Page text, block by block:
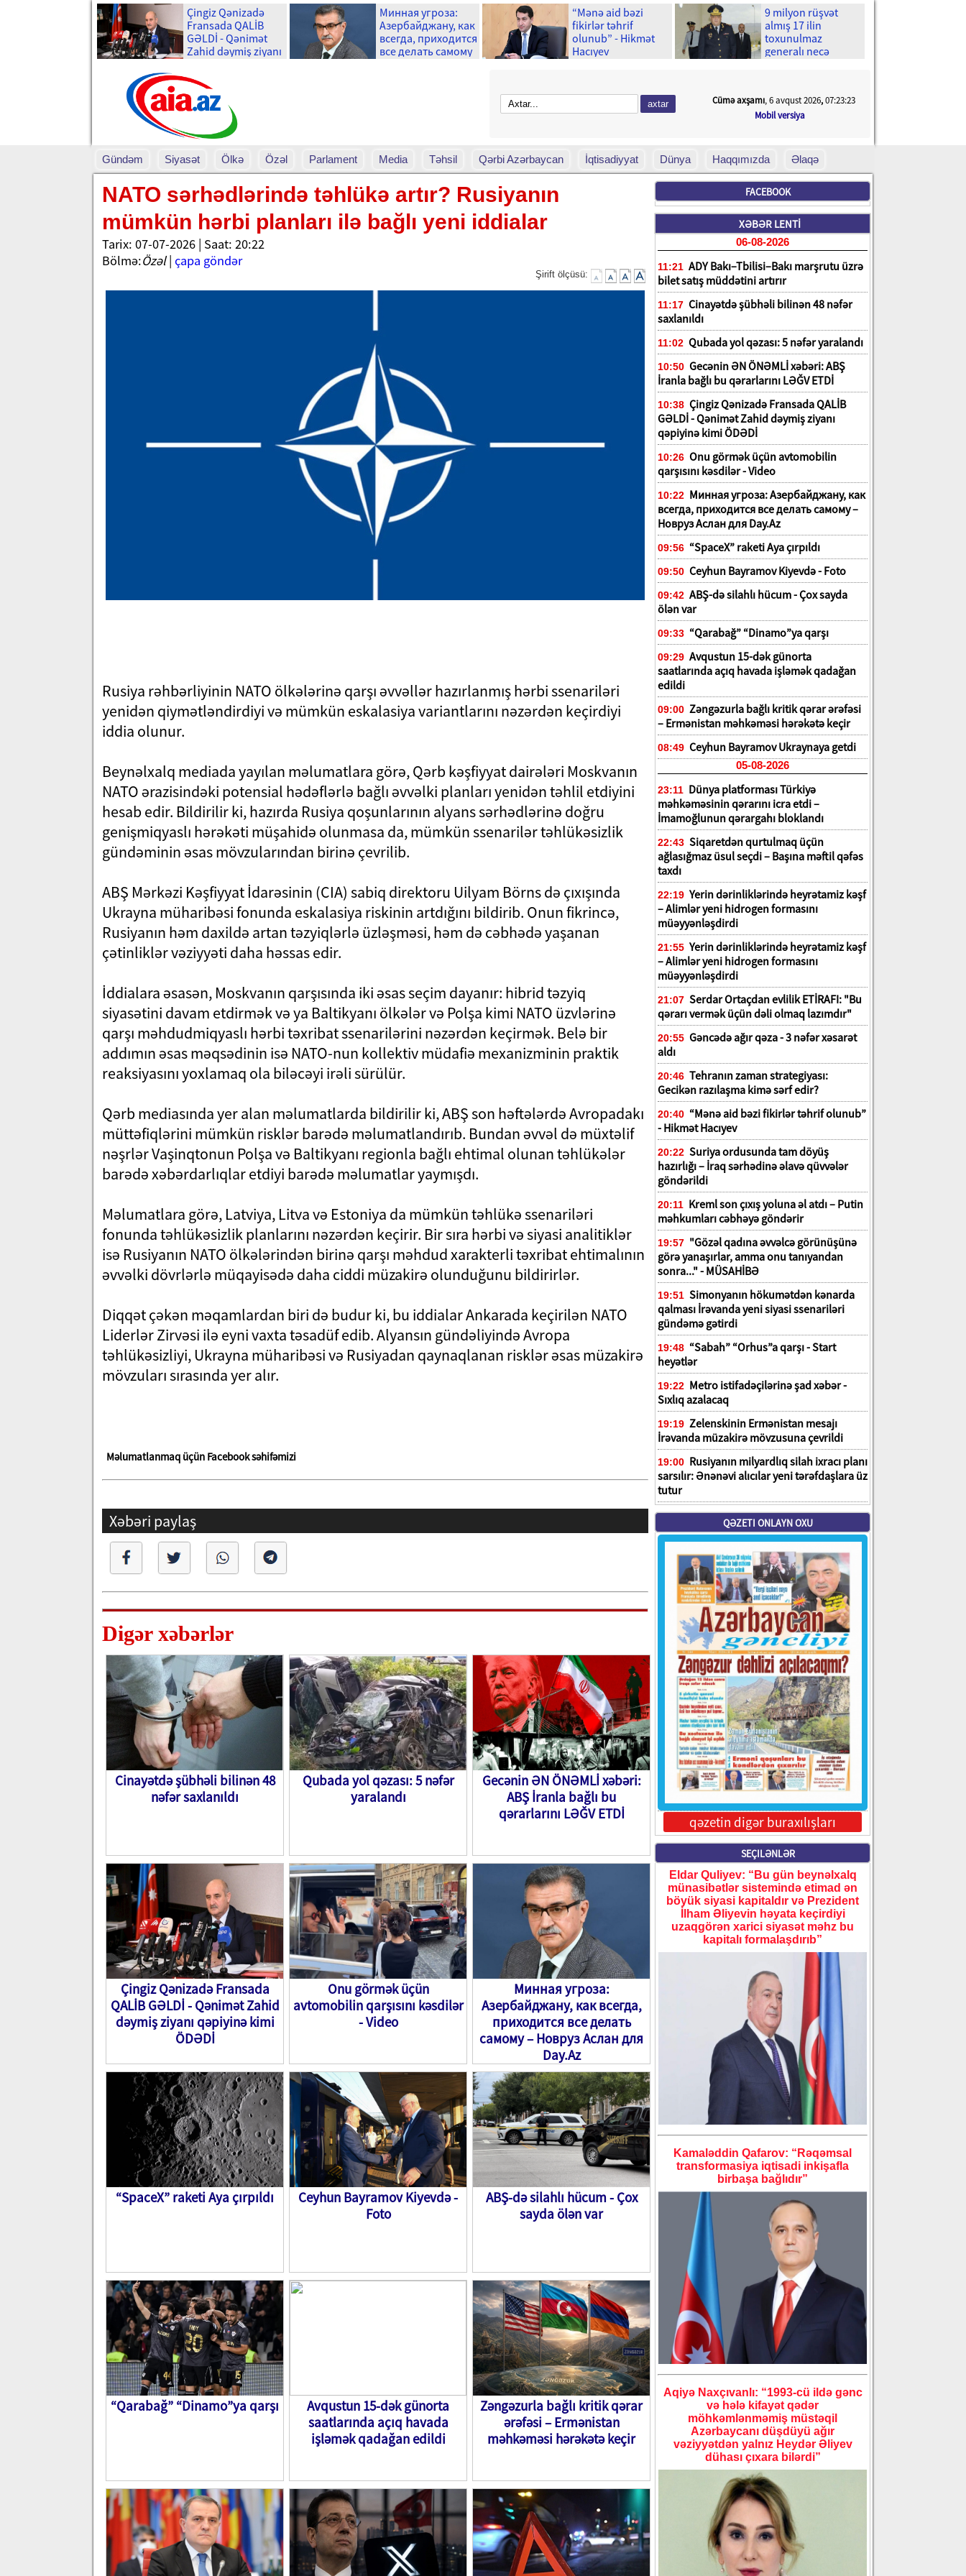
Çingiz Qənizadə
Fransada QALİB
GƏLDİ - Qənimət
Zahid dəymiş ziyanı
ÖDƏDİ
Минная угроза:
Азербайджану, как
всегда, приходится
все делать самому
“Mənə aid bəzi
fikirlər təhrif
olunub” - Hikmət
Hacıyev
9 milyon rüşvət
almış 17 ilin
toxunulmaz
generalı necə
Mobil versiya
Cümə axşamı, 6 avqust 2026,07:23:24
Gündəm Siyasət Ölkə Özəl Parlament Media Təhsil Qərbi Azərbaycan İqtisadiyyat Dünya Haqqımızda Əlaqə
NATO sərhədlərində təhlükə artır? Rusiyanın
mümkün hərbi planları ilə bağlı yeni iddialar
Tarix: 07-07-2026 | Saat: 20:22
Bölmə:Özəl| çapa göndər
Şirift ölçüsü:
Rusiya rəhbərliyinin NATO ölkələrinə qarşı əvvəllər hazırlanmış hərbi ssenariləri
yenidən qiymətləndirdiyi və mümkün eskalasiya variantlarını nəzərdən keçirdiyi
iddia olunur.
Beynəlxalq mediada yayılan məlumatlara görə, Qərb kəşfiyyat dairələri Moskvanın
NATO ərazisindəki potensial hədəflərlə bağlı əvvəlki planları yenidən təhlil etdiyini
hesab edir. Bildirilir ki, hazırda Rusiya qoşunlarının alyans sərhədlərinə doğru
genişmiqyaslı hərəkəti müşahidə olunmasa da, mümkün ssenarilər təhlükəsizlik
gündəminin əsas mövzularından birinə çevrilib.
ABŞ Mərkəzi Kəşfiyyat İdarəsinin (CIA) sabiq direktoru Uilyam Börns də çıxışında
Ukrayna müharibəsi fonunda eskalasiya riskinin artdığını bildirib. Onun fikrincə,
Rusiyanın həm daxildə artan təzyiqlərlə üzləşməsi, həm də cəbhədə yaşanan
çətinliklər vəziyyəti daha həssas edir.
İddialara əsasən, Moskvanın qarşısında iki əsas seçim dayanır: hibrid təzyiq
siyasətini davam etdirmək və ya Baltikyanı ölkələr və Polşa kimi NATO üzvlərinə
qarşı məhdudmiqyaslı hərbi təxribat ssenarilərini nəzərdən keçirmək. Belə bir
addımın əsas məqsədinin isə NATO-nun kollektiv müdafiə mexanizminin praktik
reaksiyasını yoxlamaq ola biləcəyi irəli sürülür.
Qərb mediasında yer alan məlumatlarda bildirilir ki, ABŞ son həftələrdə Avropadakı
müttəfiqlərini mümkün risklər barədə məlumatlandırıb. Bundan əvvəl də müxtəlif
nəşrlər Vaşinqtonun Polşa və Baltikyanı regionla bağlı ehtimal olunan təhlükələr
barədə xəbərdarlıqlar etdiyi barədə məlumatlar yaymışdı.
Məlumatlara görə, Latviya, Litva və Estoniya da mümkün təhlükə ssenariləri
fonunda təhlükəsizlik planlarını nəzərdən keçirir. Bir sıra hərbi və siyasi analitiklər
isə Rusiyanın NATO ölkələrindən birinə qarşı məhdud xarakterli təxribat ehtimalının
əvvəlki dövrlərlə müqayisədə daha ciddi müzakirə olunduğunu bildirirlər.
Diqqət çəkən məqamlardan biri də budur ki, bu iddialar Ankarada keçirilən NATO
Liderlər Zirvəsi ilə eyni vaxta təsadüf edib. Alyansın gündəliyində Avropa
təhlükəsizliyi, Ukrayna müharibəsi və Rusiyadan qaynaqlanan risklər əsas müzakirə
mövzuları sırasında yer alır.
Məlumatlanmaq üçün Facebook səhifəmizi
Xəbəri paylaş
Digər xəbərlər
Cinayətdə şübhəli bilinən 48
nəfər saxlanıldı
Qubada yol qəzası: 5 nəfər
yaralandı
Gecənin ƏN ÖNƏMLİ xəbəri:
ABŞ İranla bağlı bu
qərarlarını LƏĞV ETDİ
Çingiz Qənizadə Fransada
QALİB GƏLDİ - Qənimət Zahid
dəymiş ziyanı qəpiyinə kimi
ÖDƏDİ
Onu görmək üçün
avtomobilin qarşısını kəsdilər
- Video
Минная угроза:
Азербайджану, как всегда,
приходится все делать
самому – Новруз Аслан для
Day.Az
“SpaceX” raketi Aya çırpıldı
Ceyhun Bayramov Kiyevdə -
Foto
ABŞ-də silahlı hücum - Çox
sayda ölən var
“Qarabağ” “Dinamo”ya qarşı
Avqustun 15-dək günorta
saatlarında açıq havada
işləmək qadağan edildi
Zəngəzurla bağlı kritik qərar
ərəfəsi – Ermənistan
məhkəməsi hərəkətə keçir
FACEBOOK
XƏBƏR LENTİ
06-08-2026
11:21 ADY Bakı–Tbilisi–Bakı marşrutu üzrə
bilet satış müddətini artırır
11:17 Cinayətdə şübhəli bilinən 48 nəfər
saxlanıldı
11:02 Qubada yol qəzası: 5 nəfər yaralandı
10:50 Gecənin ƏN ÖNƏMLİ xəbəri: ABŞ
İranla bağlı bu qərarlarını LƏĞV ETDİ
10:38 Çingiz Qənizadə Fransada QALİB
GƏLDİ - Qənimət Zahid dəymiş ziyanı
qəpiyinə kimi ÖDƏDİ
10:26 Onu görmək üçün avtomobilin
qarşısını kəsdilər - Video
10:22 Минная угроза: Азербайджану, как
всегда, приходится все делать самому –
Новруз Аслан для Day.Az
09:56 “SpaceX” raketi Aya çırpıldı
09:50 Ceyhun Bayramov Kiyevdə - Foto
09:42 ABŞ-də silahlı hücum - Çox sayda
ölən var
09:33 “Qarabağ” “Dinamo”ya qarşı
09:29 Avqustun 15-dək günorta
saatlarında açıq havada işləmək qadağan
edildi
09:00 Zəngəzurla bağlı kritik qərar ərəfəsi
– Ermənistan məhkəməsi hərəkətə keçir
08:49 Ceyhun Bayramov Ukraynaya getdi
05-08-2026
23:11 Dünya platforması Türkiyə
məhkəməsinin qərarını icra etdi –
İmamoğlunun qərargahı bloklandı
22:43 Siqaretdən qurtulmaq üçün
ağlasığmaz üsul seçdi – Başına məftil qəfəs
taxdı
22:19 Yerin dərinliklərində heyrətamiz kəşf
– Alimlər yeni hidrogen formasını
müəyyənləşdirdi
21:55 Yerin dərinliklərində heyrətamiz kəşf
– Alimlər yeni hidrogen formasını
müəyyənləşdirdi
21:07 Serdar Ortaçdan evlilik ETİRAFI: "Bu
qərarı vermək üçün dəli olmaq lazımdır"
20:55 Gəncədə ağır qəza - 3 nəfər xəsarət
aldı
20:46 Tehranın zaman strategiyası:
Gecikən razılaşma kimə sərf edir?
20:40 “Mənə aid bəzi fikirlər təhrif olunub”
- Hikmət Hacıyev
20:22 Suriya ordusunda tam döyüş
hazırlığı – İraq sərhədinə əlavə qüvvələr
göndərildi
20:11 Kreml son çıxış yoluna əl atdı – Putin
məhkumları cəbhəyə göndərir
19:57 "Gözəl qadına əvvəlcə görünüşünə
görə yanaşırlar, amma onu tanıyandan
sonra..." - MÜSAHİBƏ
19:51 Simonyanın hökumətdən kənarda
qalması İrəvanda yeni siyasi ssenariləri
gündəmə gətirdi
19:48 “Sabah” “Orhus”a qarşı - Start
heyətlər
19:22 Metro istifadəçilərinə şad xəbər -
Sıxlıq azalacaq
19:19 Zelenskinin Ermənistan mesajı
İrəvanda müzakirə mövzusuna çevrildi
19:00 Rusiyanın milyardlıq silah ixracı planı
sarsılır: Ənənəvi alıcılar yeni tərəfdaşlara üz
tutur
QƏZETI ONLAYN OXU
qəzetin digər buraxılışları
SEÇILƏNLƏR
Eldar Quliyev: “Bu gün beynəlxalq
münasibətlər sistemində etimad ən
böyük siyasi kapitaldır və Prezident
İlham Əliyevin həyata keçirdiyi
uzaqgörən xarici siyasət məhz bu
kapitalı formalaşdırıb”
Kamaləddin Qafarov: “Rəqəmsal
transformasiya iqtisadi inkişafla
birbaşa bağlıdır”
Aqiyə Naxçıvanlı: “1993-cü ildə gənc
və hələ kifayət qədər
möhkəmlənməmiş müstəqil
Azərbaycanı düşdüyü ağır
vəziyyətdən yalnız Heydər Əliyev
dühası çıxara bilərdi”